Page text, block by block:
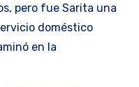
pero fue Sarita una
doméstico
en la